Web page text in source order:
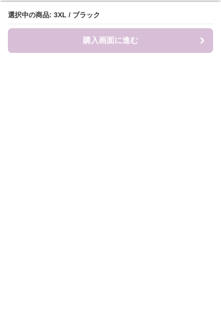
選択中の商品: 3XL / ブラック
購入画面に進む
選択中の商品: 3XL / ブラック
購入画面に進む